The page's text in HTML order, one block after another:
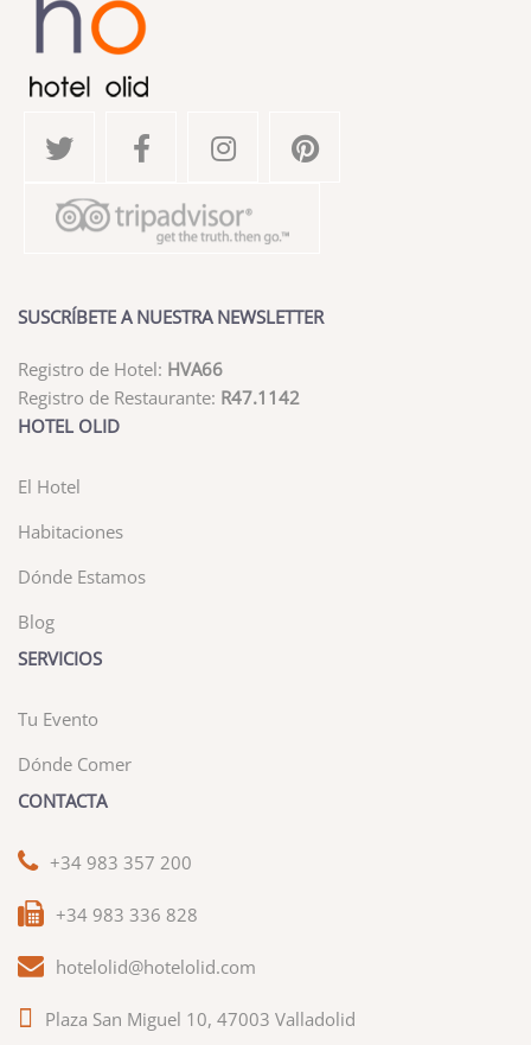
SUSCRÍBETE A NUESTRA NEWSLETTER
Registro de Hotel: HVA66
Registro de Restaurante: R47.1142
HOTEL OLID
El Hotel
Habitaciones
Dónde Estamos
Blog
SERVICIOS
Tu Evento
Dónde Comer
CONTACTA
+34 983 357 200
+34 983 336 828
hotelolid@hotelolid.com
Plaza San Miguel 10, 47003 Valladolid